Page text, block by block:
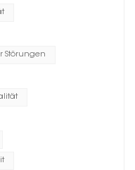
Störungen